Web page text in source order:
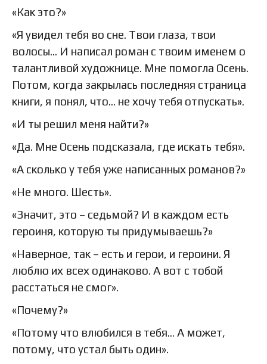
«Как это?»
«Я увидел тебя во сне. Твои глаза, твои
волосы… И написал роман с твоим именем о
талантливой художнице. Мне помогла Осень.
Потом, когда закрылась последняя страница
книги, я понял, что… не хочу тебя отпускать».
«И ты решил меня найти?»
«Да. Мне Осень подсказала, где искать тебя».
«А сколько у тебя уже написанных романов?»
«Не много. Шесть».
«Значит, это – седьмой? И в каждом есть
героиня, которую ты придумываешь?»
«Наверное, так – есть и герои, и героини. Я
люблю их всех одинаково. А вот с тобой
расстаться не смог».
«Почему?»
«Потому что влюбился в тебя… А может,
потому, что устал быть один».